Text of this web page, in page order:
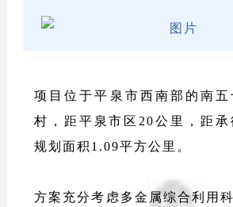
项目位于平泉市西南部的南五
村，距平泉市区20公里，距承
规划面积1.09平方公里。
方案充分考虑多金属综合利用